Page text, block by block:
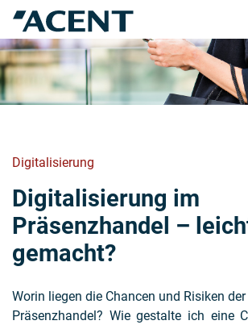
Digitalisierung
Digitalisierung im
Präsenzhandel –
gemacht?
Worin liegen die Chancen und Risiken
Präsenzhandel? Wie gestalte ich eine